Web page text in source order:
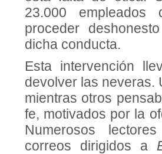
23.000 empleados
proceder
dicha conducta.
Esta intervención
devolver las neveras.
mientras otros
fe, motivados por la
Numerosos
correos dirigidos a